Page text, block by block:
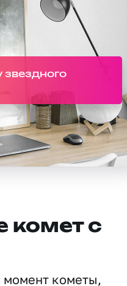
звездного
комет с
момент кометы,